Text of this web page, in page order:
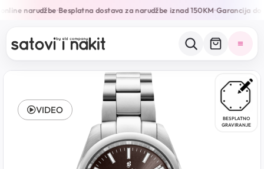
narudžbe•Besplatna dostava za narudžbe iznad 150KM•Garancija do
BESPLATNO
GRAVIRANJE
VIDEO